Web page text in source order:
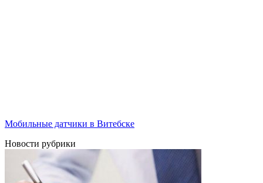
Мобильные датчики в Витебске
Новости рубрики